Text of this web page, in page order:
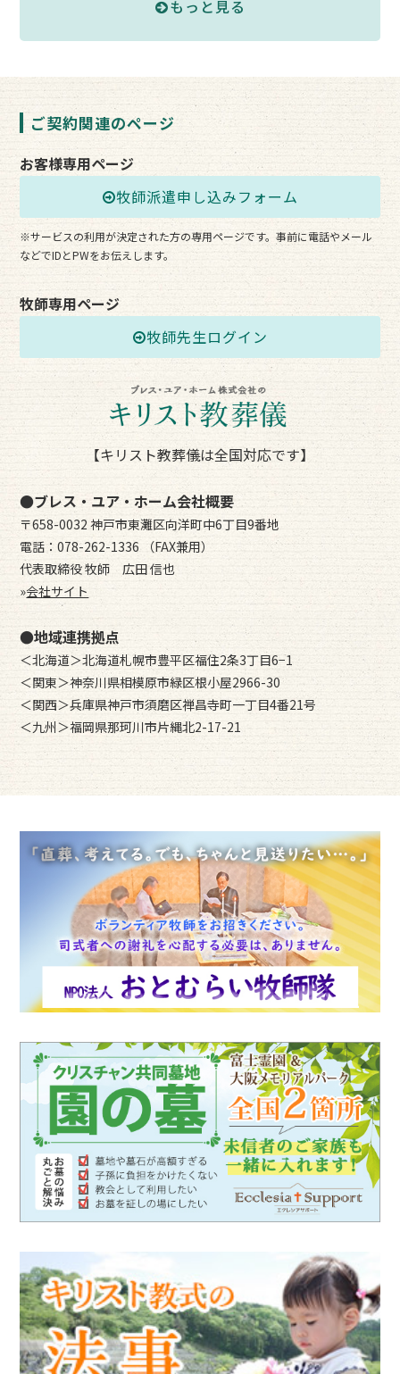
もっと見る
ご契約関連のページ
お客様専用ページ
牧師派遣申し込みフォーム
※サービスの利用が決定された方の専用ページです。事前に電話やメール
などでIDとPWをお伝えします。
牧師専用ページ
牧師先生ログイン
【キリスト教葬儀は全国対応です】
●ブレス・ユア・ホーム会社概要
〒658-0032 神戸市東灘区向洋町中6丁目9番地
電話：078-262-1336 （FAX兼用）
代表取締役 牧師 広田 信也
»会社サイト
●地域連携拠点
＜北海道＞北海道札幌市豊平区福住2条3丁目6−1
＜関東＞神奈川県相模原市緑区根小屋2966-30
＜関西＞兵庫県神戸市須磨区禅昌寺町一丁目4番21号
＜九州＞福岡県那珂川市片縄北2-17-21